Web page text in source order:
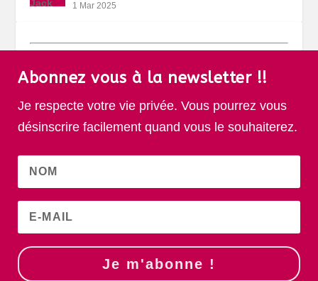
1 Mar 2025
Abonnez vous à la newsletter !!
Je respecte votre vie privée. Vous pourrez vous
désinscrire facilement quand vous le souhaiterez.
Je m'abonne !